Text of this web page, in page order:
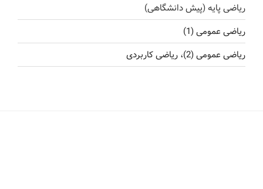
ریاضی پایه (پیش دانشگاهی)
ریاضی عمومی (1)
ریاضی عمومی (2)، ریاضی کاربردی